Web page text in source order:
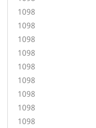
1098
1098
1098
1098
1098
1098
1098
1098
1098